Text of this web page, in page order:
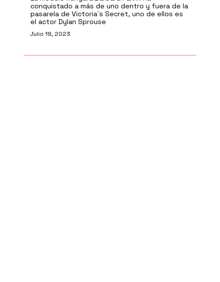
conquistado a más de uno dentro y fuera de la
pasarela de Victoria´s Secret, uno de ellos es
el actor Dylan Sprouse
Julio 18, 2023